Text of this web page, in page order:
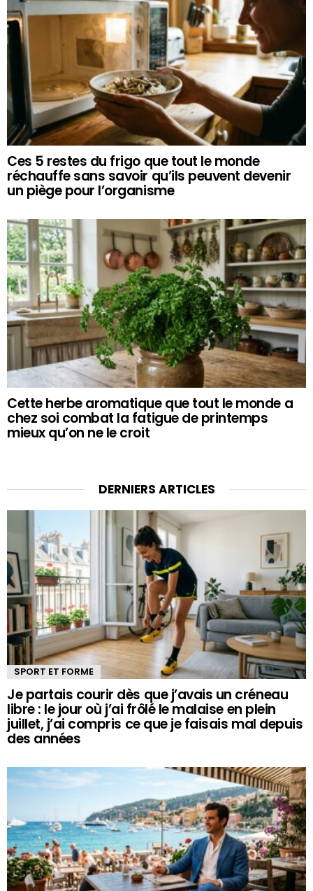
Ces 5 restes du frigo que tout le monde
réchauffe sans savoir qu’ils peuvent devenir
un piège pour l’organisme
Cette herbe aromatique que tout le monde a
chez soi combat la fatigue de printemps
mieux qu’on ne le croit
DERNIERS ARTICLES
SPORT ET FORME
Je partais courir dès que j’avais un créneau
libre : le jour où j’ai frôlé le malaise en plein
juillet, j’ai compris ce que je faisais mal depuis
des années